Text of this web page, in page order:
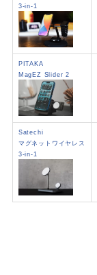
3-in-1
PITAKA
MagEZ Slider 2
Satechi
マグネットワイヤレス
3-in-1